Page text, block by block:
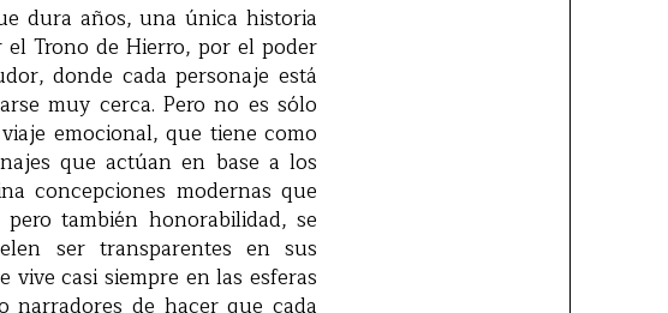
dura años, una única historia
Trono de Hierro, por el poder
donde cada personaje está
muy cerca. Pero no es sólo
emocional, que tiene como
que actúan en base a los
concepciones modernas que
también honorabilidad, se
ser transparentes en sus
casi siempre en las esferas